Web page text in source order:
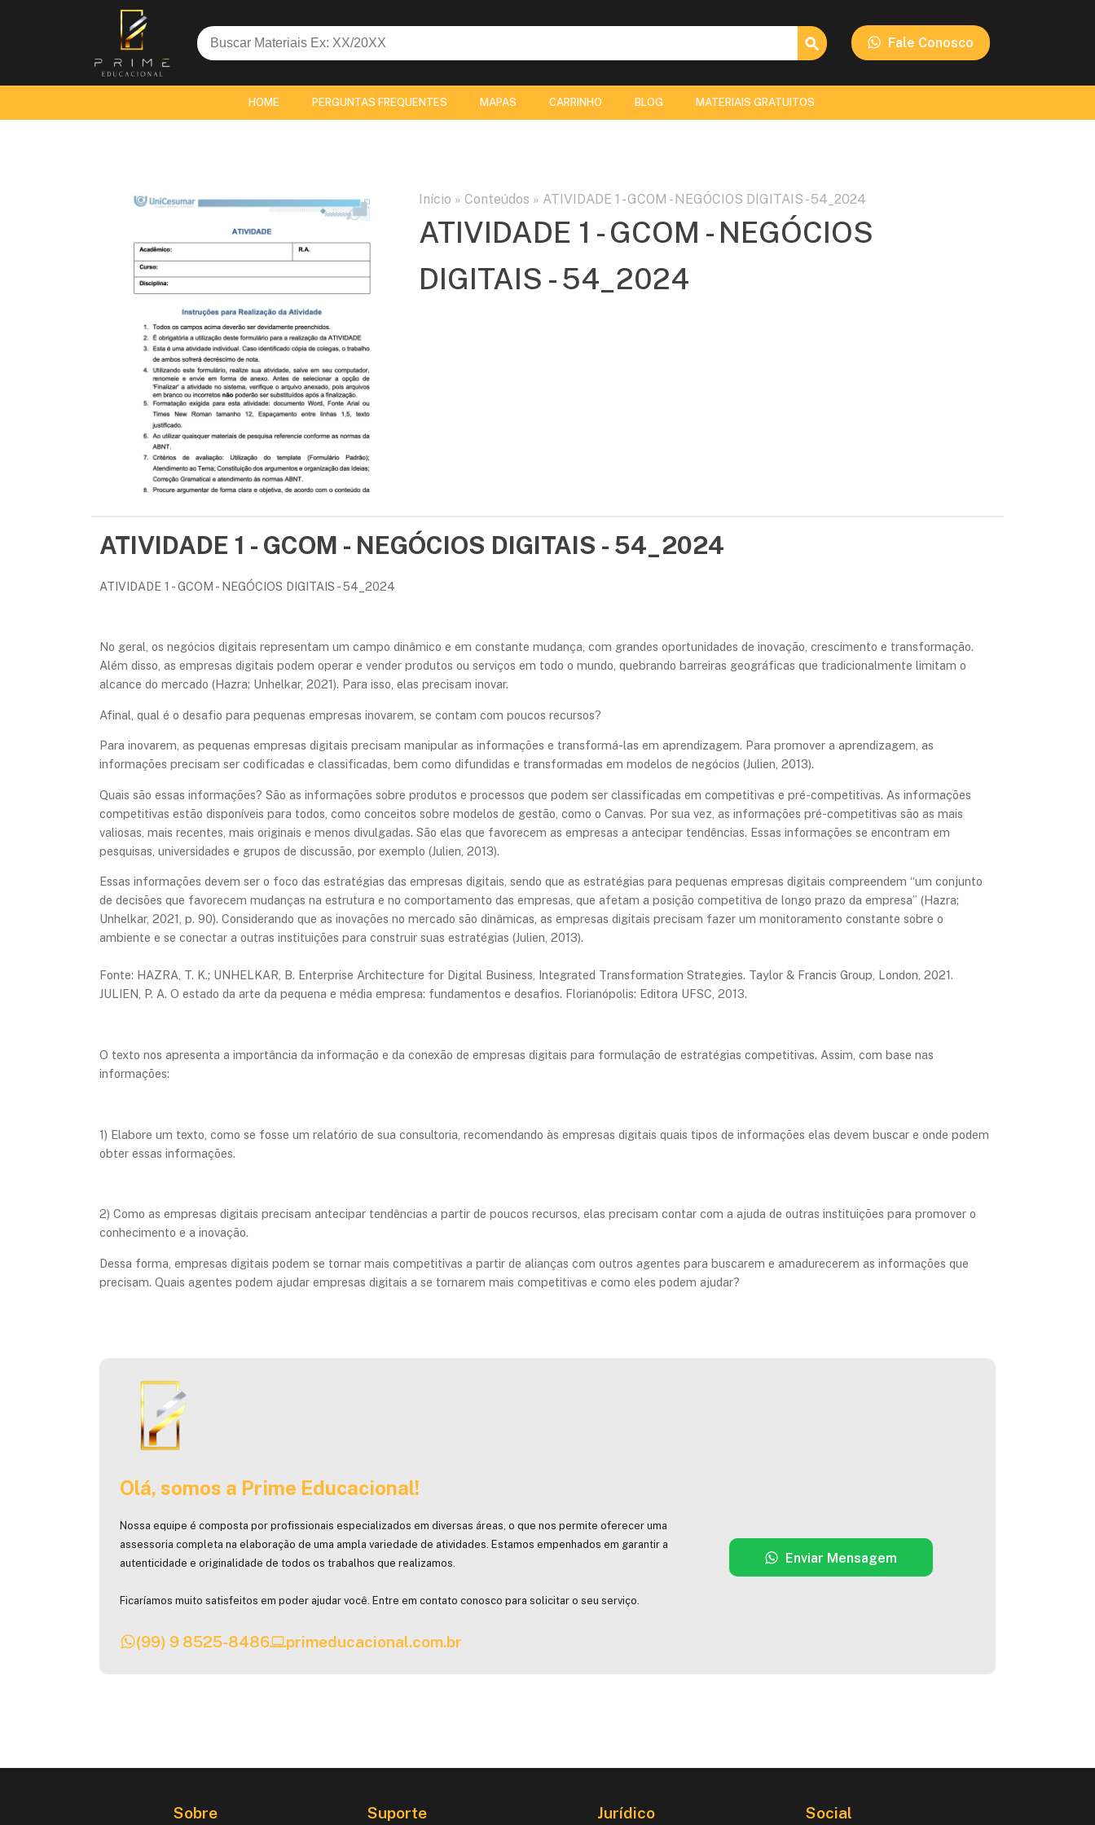
Search
for:
Search Button
Fale Conosco
HOME PERGUNTAS FREQUENTES MAPAS CARRINHO BLOG MATERIAIS GRATUITOS
Início » Conteúdos » ATIVIDADE 1 - GCOM - NEGÓCIOS DIGITAIS - 54_2024
ATIVIDADE 1 - GCOM - NEGÓCIOS
DIGITAIS - 54_2024
ATIVIDADE 1 - GCOM - NEGÓCIOS DIGITAIS - 54_2024
ATIVIDADE 1 - GCOM - NEGÓCIOS DIGITAIS - 54_2024
No geral, os negócios digitais representam um campo dinâmico e em constante mudança, com grandes oportunidades de inovação, crescimento e transformação.
Além disso, as empresas digitais podem operar e vender produtos ou serviços em todo o mundo, quebrando barreiras geográficas que tradicionalmente limitam o
alcance do mercado (Hazra; Unhelkar, 2021). Para isso, elas precisam inovar.
Afinal, qual é o desafio para pequenas empresas inovarem, se contam com poucos recursos?
Para inovarem, as pequenas empresas digitais precisam manipular as informações e transformá-las em aprendizagem. Para promover a aprendizagem, as
informações precisam ser codificadas e classificadas, bem como difundidas e transformadas em modelos de negócios (Julien, 2013).
Quais são essas informações? São as informações sobre produtos e processos que podem ser classificadas em competitivas e pré-competitivas. As informações
competitivas estão disponíveis para todos, como conceitos sobre modelos de gestão, como o Canvas. Por sua vez, as informações pré-competitivas são as mais
valiosas, mais recentes, mais originais e menos divulgadas. São elas que favorecem as empresas a antecipar tendências. Essas informações se encontram em
pesquisas, universidades e grupos de discussão, por exemplo (Julien, 2013).
Essas informações devem ser o foco das estratégias das empresas digitais, sendo que as estratégias para pequenas empresas digitais compreendem “um conjunto
de decisões que favorecem mudanças na estrutura e no comportamento das empresas, que afetam a posição competitiva de longo prazo da empresa” (Hazra;
Unhelkar, 2021, p. 90). Considerando que as inovações no mercado são dinâmicas, as empresas digitais precisam fazer um monitoramento constante sobre o
ambiente e se conectar a outras instituições para construir suas estratégias (Julien, 2013).
Fonte: ​HAZRA, T. K.; UNHELKAR, B. Enterprise Architecture for Digital Business, Integrated Transformation Strategies. Taylor & Francis Group, London, 2021.
JULIEN, P. A. O estado da arte da pequena e média empresa: fundamentos e desafios. Florianópolis: Editora UFSC, 2013.
O texto nos apresenta a importância da informação e da conexão de empresas digitais para formulação de estratégias competitivas. Assim, com base nas
informações:
1) Elabore um texto, como se fosse um relatório de sua consultoria, recomendando às empresas digitais quais tipos de informações elas devem buscar e onde podem
obter essas informações.
2) Como as empresas digitais precisam antecipar tendências a partir de poucos recursos, elas precisam contar com a ajuda de outras instituições para promover o
conhecimento e a inovação.
Dessa forma, empresas digitais podem se tornar mais competitivas a partir de alianças com outros agentes para buscarem e amadurecerem as informações que
precisam. Quais agentes podem ajudar empresas digitais a se tornarem mais competitivas e como eles podem ajudar?
Olá, somos a Prime Educacional!
Nossa equipe é composta por profissionais especializados em diversas áreas, o que nos permite oferecer uma
assessoria completa na elaboração de uma ampla variedade de atividades. Estamos empenhados em garantir a
autenticidade e originalidade de todos os trabalhos que realizamos.
Ficaríamos muito satisfeitos em poder ajudar você. Entre em contato conosco para solicitar o seu serviço.
(99) 9 8525-8486 primeducacional.com.br
Enviar Mensagem
Sobre Suporte Jurídico Social